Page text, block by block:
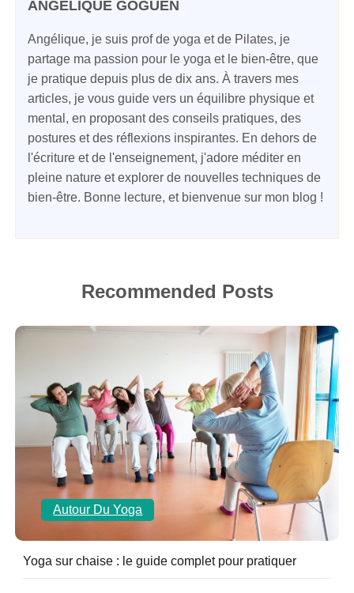
ANGELIQUE GOGUEN
Angélique, je suis prof de yoga et de Pilates, je
partage ma passion pour le yoga et le bien-être, que
je pratique depuis plus de dix ans. À travers mes
articles, je vous guide vers un équilibre physique et
mental, en proposant des conseils pratiques, des
postures et des réflexions inspirantes. En dehors de
l'écriture et de l'enseignement, j'adore méditer en
pleine nature et explorer de nouvelles techniques de
bien-être. Bonne lecture, et bienvenue sur mon blog !
Recommended Posts
Autour Du Yoga
Yoga sur chaise : le guide complet pour pratiquer